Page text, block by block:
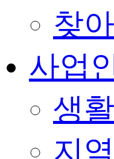
찾
사업
생
지